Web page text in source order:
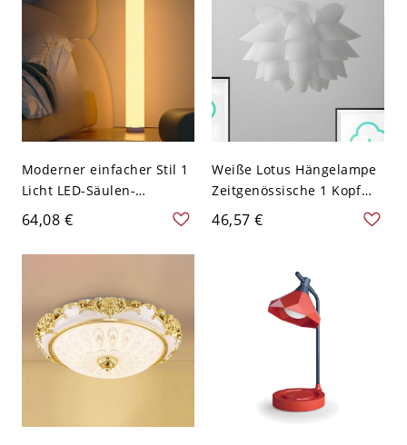
Dimmsteuerung - Weiß
Moderner einfacher Stil 1
Licht LED-Säulen-
Stehlampe mit weißem
Schirm, polymerisiertem
Material, Fernbedienung
110V-120V
64,08 €
Weiße Lotus Hängelampe
Zeitgenössische 1 Kopf
Kunststoff Aufhängung
Pendelleuchte für
46,57 €